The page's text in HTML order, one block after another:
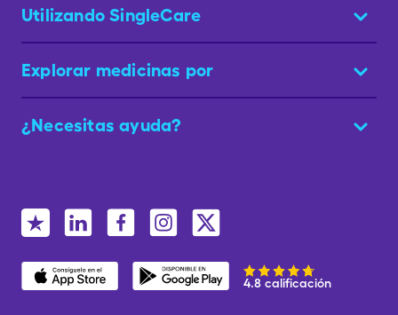
Utilizando SingleCare
Explorar medicinas por
¿Necesitas ayuda?
4.8 calificación